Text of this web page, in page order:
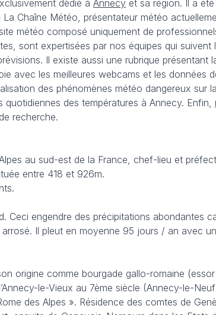
dédié à Annecy et sa région. Il a
Chaîne Météo, présentateur météo
météo composé uniquement de
sont expertisées par nos équipes qui
Il existe aussi une rubrique présentant
avec les meilleures webcams et les données
des phénomènes météo dangereux sur
des températures à Annecy. Enfin,
recherche.
au sud-est de la France, chef-lieu et
entre 418 et 926m.
Ceci engendre des précipitations abondantes
Il pleut en moyenne 95 jours / an avec
origine comme bourgade gallo-romaine
le-Vieux au 7ème siècle (Annecy-le-
des Alpes ». Résidence des comtes de